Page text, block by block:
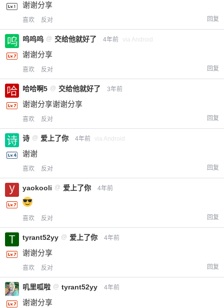
谢谢分享
喜欢 反对 回复
呜呜呜 @ 交给他就好了 4年前 via Android
谢谢分享
喜欢 反对 回复
哈哈啊5 @ 交给他就好了 3年前
谢谢分享谢谢分享
喜欢 反对 回复
诗 @ 爱上了你 4年前 via Android
谢谢
喜欢 反对 回复
yaokooli @ 爱上了你 4年前
喜欢 反对 回复
tyrant52yy @ 爱上了你 4年前
谢谢分享
喜欢 反对 回复
叽里呱啦 @ tyrant52yy 4年前
谢谢分享